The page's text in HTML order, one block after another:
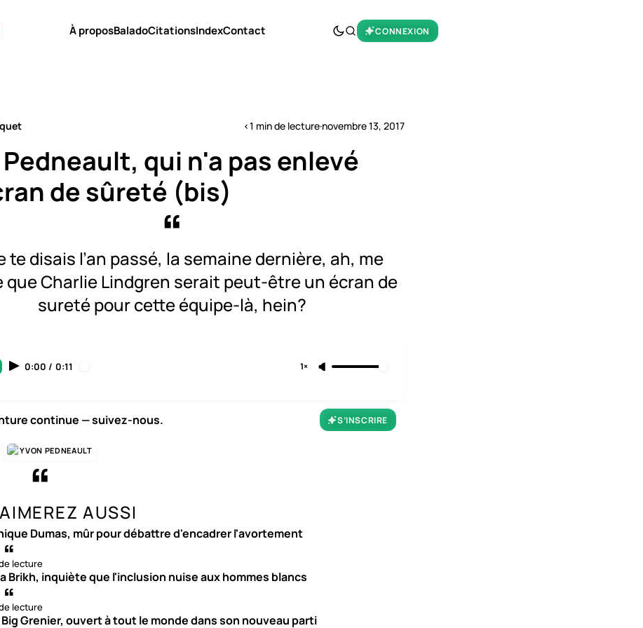
À proposBaladoCitationsIndexContact CONNEXION
<1 min de lecture·novembre 13, 2017
qui n'a pas enlevé
de sûreté (bis)
te disais l’an passé, la semaine dernière, ah, me
que Charlie Lindgren serait peut-être un écran de
sureté pour cette équipe-là, hein?
0:00 / 0:11 1×
continue — suivez-nous. S’INSCRIRE
YVON PEDNEAULT
AUSSI
Dumas, mûr pour débattre d'encadrer l'avortement
lecture
Brikh, inquiète que l'inclusion nuise aux hommes blancs
lecture
Big Grenier, ouvert à tout le monde dans son nouveau parti